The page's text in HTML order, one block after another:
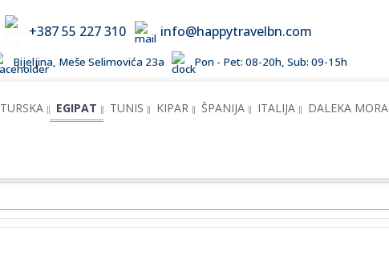
+387 55 227 310 info@happytravelbn.com
Bijeljina, Meše Selimovića 23a Pon - Pet: 08-20h, Sub: 09-15h
TURSKA EGIPAT TUNIS KIPAR ŠPANIJA ITALIJA DALEKA MORA